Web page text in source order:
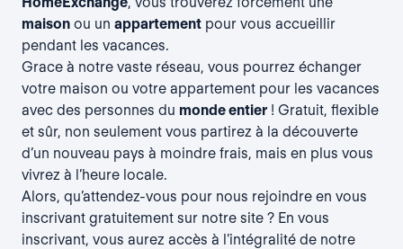
maison ou un appartement pour vous accueillir
pendant les vacances.
Grace à notre vaste réseau, vous pourrez échanger
votre maison ou votre appartement pour les vacances
avec des personnes du monde entier ! Gratuit, flexible
et sûr, non seulement vous partirez à la découverte
d’un nouveau pays à moindre frais, mais en plus vous
vivrez à l’heure locale.
Alors, qu’attendez-vous pour nous rejoindre en vous
inscrivant gratuitement sur notre site ? En vous
inscrivant, vous aurez accès à l’intégralité de notre